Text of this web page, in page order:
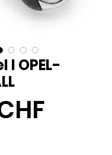
I OPEL-